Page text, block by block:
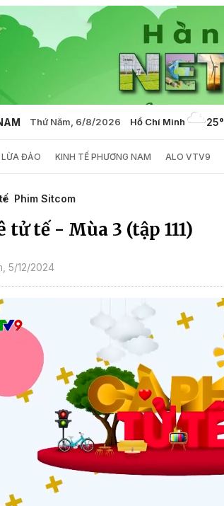
Thứ Năm, 6/8/2026 Hồ Chí Minh 25°
LỪA ĐẢO KINH TẾ PHƯƠNG NAM ALO VTV9
Phim Sitcom
tử tế - Mùa 3 (tập 111)
5/12/2024